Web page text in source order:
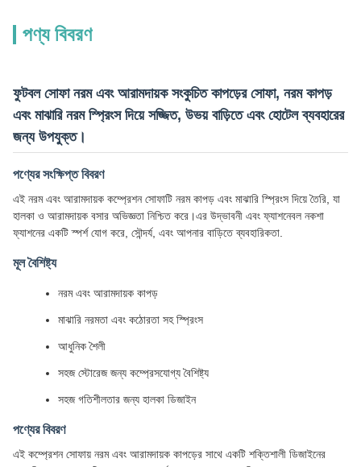
পণ্য বিবরণ
ফুটবল সোফা নরম এবং আরামদায়ক সংকুচিত কাপড়ের সোফা, নরম কাপড়
এবং মাঝারি নরম স্প্রিংস দিয়ে সজ্জিত, উভয় বাড়িতে এবং হোটেল ব্যবহারের
জন্য উপযুক্ত।
পণ্যের সংক্ষিপ্ত বিবরণ
এই নরম এবং আরামদায়ক কম্প্রেশন সোফাটি নরম কাপড় এবং মাঝারি স্প্রিংস দিয়ে তৈরি, যা
হালকা ও আরামদায়ক বসার অভিজ্ঞতা নিশ্চিত করে।এর উদ্ভাবনী এবং ফ্যাশনেবল নকশা
ফ্যাশনের একটি স্পর্শ যোগ করে, সৌন্দর্য, এবং আপনার বাড়িতে ব্যবহারিকতা.
মূল বৈশিষ্ট্য
নরম এবং আরামদায়ক কাপড়
মাঝারি নরমতা এবং কঠোরতা সহ স্প্রিংস
আধুনিক শৈলী
সহজ স্টোরেজ জন্য কম্প্রেসযোগ্য বৈশিষ্ট্য
সহজ গতিশীলতার জন্য হালকা ডিজাইন
পণ্যের বিবরণ
এই কম্প্রেশন সোফায় নরম এবং আরামদায়ক কাপড়ের সাথে একটি শক্তিশালী ডিজাইনের